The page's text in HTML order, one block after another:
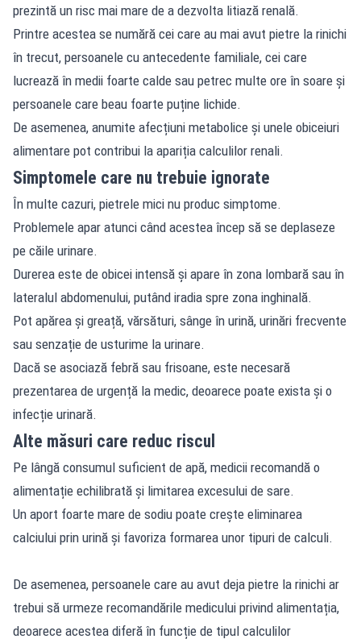
prezintă un risc mai mare de a dezvolta litiază renală.
Printre acestea se numără cei care au mai avut pietre la rinichi
în trecut, persoanele cu antecedente familiale, cei care
lucrează în medii foarte calde sau petrec multe ore în soare și
persoanele care beau foarte puține lichide.
De asemenea, anumite afecțiuni metabolice și unele obiceiuri
alimentare pot contribui la apariția calculilor renali.
Simptomele care nu trebuie ignorate
În multe cazuri, pietrele mici nu produc simptome.
Problemele apar atunci când acestea încep să se deplaseze
pe căile urinare.
Durerea este de obicei intensă și apare în zona lombară sau în
lateralul abdomenului, putând iradia spre zona inghinală.
Pot apărea și greață, vărsături, sânge în urină, urinări frecvente
sau senzație de usturime la urinare.
Dacă se asociază febră sau frisoane, este necesară
prezentarea de urgență la medic, deoarece poate exista și o
infecție urinară.
Alte măsuri care reduc riscul
Pe lângă consumul suficient de apă, medicii recomandă o
alimentație echilibrată și limitarea excesului de sare.
Un aport foarte mare de sodiu poate crește eliminarea
calciului prin urină și favoriza formarea unor tipuri de calculi.
De asemenea, persoanele care au avut deja pietre la rinichi ar
trebui să urmeze recomandările medicului privind alimentația,
deoarece acestea diferă în funcție de tipul calculilor